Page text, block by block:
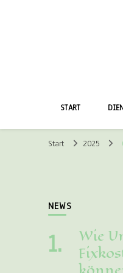
START
Start 2025
NEWS
Wie